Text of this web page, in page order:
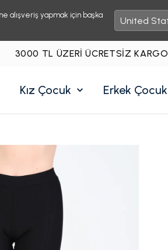
alışveriş yapmak için başka
3000 TL ÜZERI ÜCRETSIZ KARGO
Kız Çocuk Erkek Çocuk